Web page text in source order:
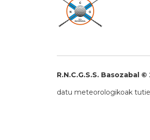
R.N.C.G.S.S. Basozabal ©
datu meteorologikoak